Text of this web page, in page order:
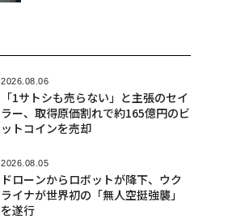
2026.08.06
「1サトシも売らない」と主張のセイ
ラー、取得原価割れで約165億円のビ
ットコインを売却
2026.08.05
ドローンからロボットが降下、ウク
ライナが世界初の「無人空挺強襲」
を遂行